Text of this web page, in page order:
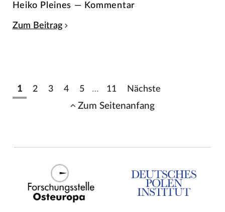
Heiko Pleines — Kommentar
Zum Beitrag
1 2 3 4 5 … 11 Nächste
Zum Seitenanfang